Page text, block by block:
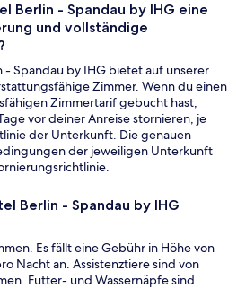
Berlin - Spandau by IHG eine
und vollständige
- Spandau by IHG bietet auf unserer
Zimmer. Wenn du einen
Zimmertarif gebucht hast,
vor deiner Anreise stornieren, je
der Unterkunft. Die genauen
der jeweiligen Unterkunft
Berlin - Spandau by IHG
Es fällt eine Gebühr in Höhe von
Nacht an. Assistenztiere sind von
Futter- und Wassernäpfe sind